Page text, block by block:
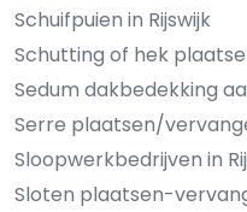
Schuifpuien in Rijswijk
Schutting of hek
Sedum dakbedekking
Serre plaatsen/
Sloopwerkbedrijven in
Sloten plaatsen-